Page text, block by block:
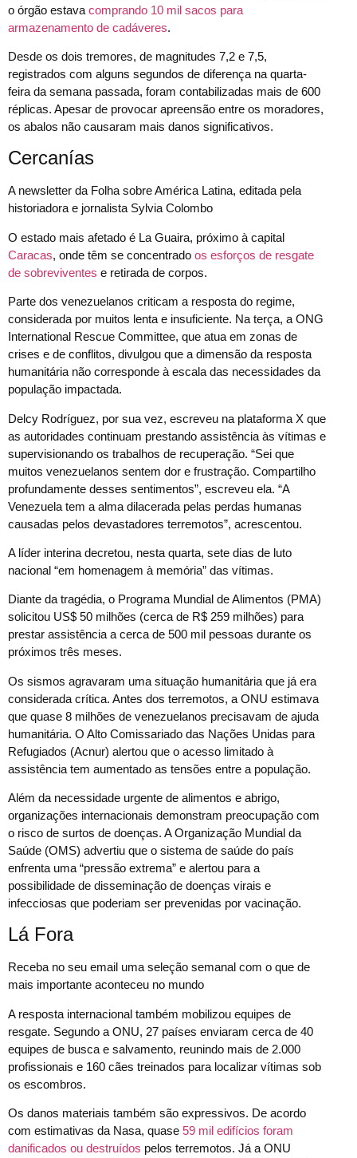
o órgão estava comprando 10 mil sacos para
armazenamento de cadáveres.
Desde os dois tremores, de magnitudes 7,2 e 7,5,
registrados com alguns segundos de diferença na quarta-
feira da semana passada, foram contabilizadas mais de 600
réplicas. Apesar de provocar apreensão entre os moradores,
os abalos não causaram mais danos significativos.
Cercanías
A newsletter da Folha sobre América Latina, editada pela
historiadora e jornalista Sylvia Colombo
O estado mais afetado é La Guaira, próximo à capital
Caracas, onde têm se concentrado os esforços de resgate
de sobreviventes e retirada de corpos.
Parte dos venezuelanos criticam a resposta do regime,
considerada por muitos lenta e insuficiente. Na terça, a ONG
International Rescue Committee, que atua em zonas de
crises e de conflitos, divulgou que a dimensão da resposta
humanitária não corresponde à escala das necessidades da
população impactada.
Delcy Rodríguez, por sua vez, escreveu na plataforma X que
as autoridades continuam prestando assistência às vítimas e
supervisionando os trabalhos de recuperação. “Sei que
muitos venezuelanos sentem dor e frustração. Compartilho
profundamente desses sentimentos”, escreveu ela. “A
Venezuela tem a alma dilacerada pelas perdas humanas
causadas pelos devastadores terremotos”, acrescentou.
A líder interina decretou, nesta quarta, sete dias de luto
nacional “em homenagem à memória” das vítimas.
Diante da tragédia, o Programa Mundial de Alimentos (PMA)
solicitou US$ 50 milhões (cerca de R$ 259 milhões) para
prestar assistência a cerca de 500 mil pessoas durante os
próximos três meses.
Os sismos agravaram uma situação humanitária que já era
considerada crítica. Antes dos terremotos, a ONU estimava
que quase 8 milhões de venezuelanos precisavam de ajuda
humanitária. O Alto Comissariado das Nações Unidas para
Refugiados (Acnur) alertou que o acesso limitado à
assistência tem aumentado as tensões entre a população.
Além da necessidade urgente de alimentos e abrigo,
organizações internacionais demonstram preocupação com
o risco de surtos de doenças. A Organização Mundial da
Saúde (OMS) advertiu que o sistema de saúde do país
enfrenta uma “pressão extrema” e alertou para a
possibilidade de disseminação de doenças virais e
infecciosas que poderiam ser prevenidas por vacinação.
Lá Fora
Receba no seu email uma seleção semanal com o que de
mais importante aconteceu no mundo
A resposta internacional também mobilizou equipes de
resgate. Segundo a ONU, 27 países enviaram cerca de 40
equipes de busca e salvamento, reunindo mais de 2.000
profissionais e 160 cães treinados para localizar vítimas sob
os escombros.
Os danos materiais também são expressivos. De acordo
com estimativas da Nasa, quase 59 mil edifícios foram
danificados ou destruídos pelos terremotos. Já a ONU